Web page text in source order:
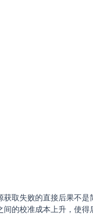
取失败的直接后果不
的校准成本上升，使得